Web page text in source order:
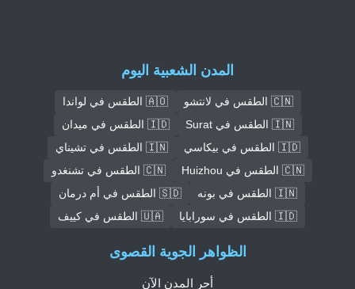
المدن الشعبية اليوم
🇨🇳 الطقس في لانتشو
🇦🇴 الطقس في لواندا
🇮🇳 الطقس في Surat
🇮🇩 الطقس في ميدان
🇮🇩 الطقس في بيكاسي
🇮🇳 الطقس في تشيناي
🇨🇳 الطقس في Huizhou
🇨🇳 الطقس في تشنغدو
🇮🇳 الطقس في بونه
🇸🇩 الطقس في أم درمان
🇮🇩 الطقس في سورابايا
🇺🇦 الطقس في كييف
الظواهر الجوية القصوى
أحر المدن الآن